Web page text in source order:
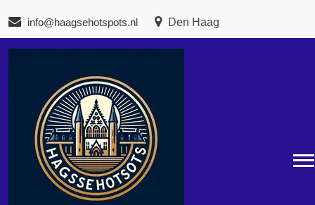
de
inhoud
info@haagsehotspots.nl Den Haag